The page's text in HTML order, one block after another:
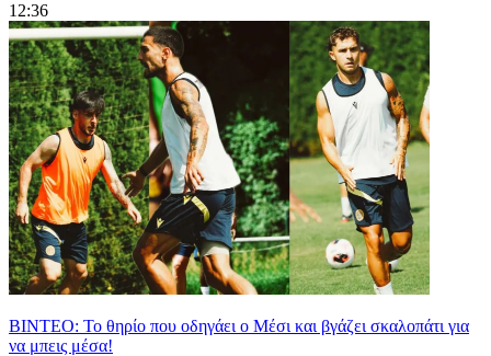
12:36
ΒΙΝΤΕΟ: Το θηρίο που οδηγάει ο Μέσι και βγάζει σκαλοπάτι για
να μπεις μέσα!